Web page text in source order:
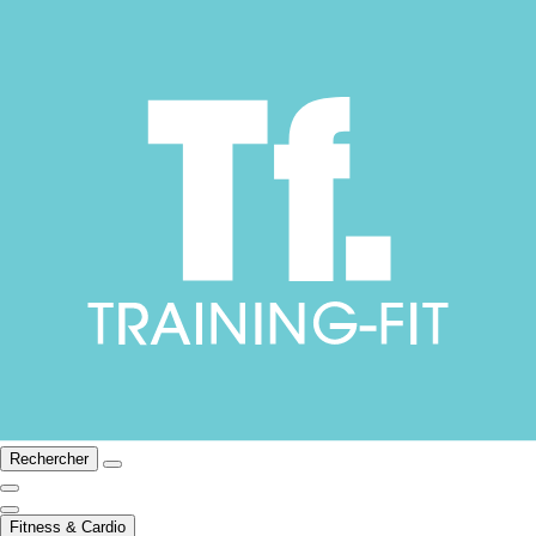
Rechercher
Fitness & Cardio